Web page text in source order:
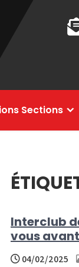
Sections
Interclub
vous
04/02/2025